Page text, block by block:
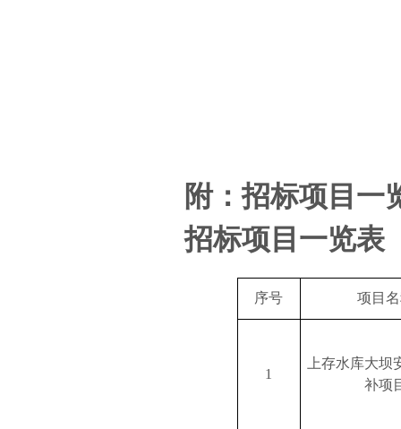
附：招标项目一
招标项目一览表
序号 项目
1
上存水库大坝
补项